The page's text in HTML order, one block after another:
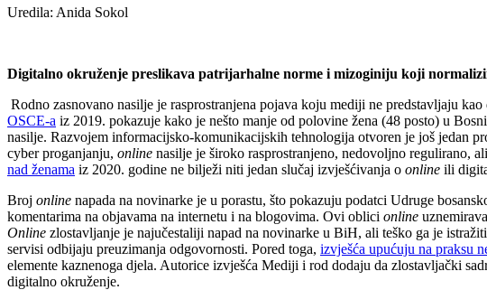
Uredila: Anida Sokol
Digitalno okruženje preslikava patrijarhalne norme i mizoginiju koji
Rodno zasnovano nasilje je rasprostranjena pojava koju mediji ne predstavljaju
OSCE-a iz 2019. pokazuje kako je nešto manje od polovine žena (48 posto) u
nasilje. Razvojem informacijsko-komunikacijskih tehnologija otvoren je još jedan
cyber proganjanju, online nasilje je široko rasprostranjeno, nedovoljno regulirano,
nad ženama iz 2020. godine ne bilježi niti jedan slučaj izvješćivanja o online ili
Broj online napada na novinarke je u porastu, što pokazuju podatci Udruge
komentarima na objavama na internetu i na blogovima. Ovi oblici online
Online zlostavljanje je najučestaliji napad na novinarke u BiH, ali teško ga je
servisi odbijaju preuzimanja odgovornosti. Pored toga, izvješća upućuju na praksu
elemente kaznenoga djela. Autorice izvješća Mediji i rod dodaju da zlostavljački
digitalno okruženje.